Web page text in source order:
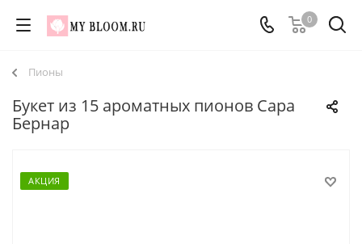
0
Пионы
Букет из 15 ароматных пионов Сара
Бернар
АКЦИЯ